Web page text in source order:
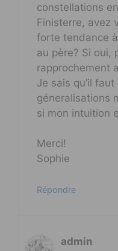
constellations
Finisterre, avez
forte tendance
au père? Si oui,
rapprochement
Je sais qu’il
géneralisations
si mon intuition
Merci!
Sophie
Répondre
admin